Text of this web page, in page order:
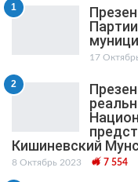
1
17
2
Кишиневский
8 Октябрь 2023 7 554